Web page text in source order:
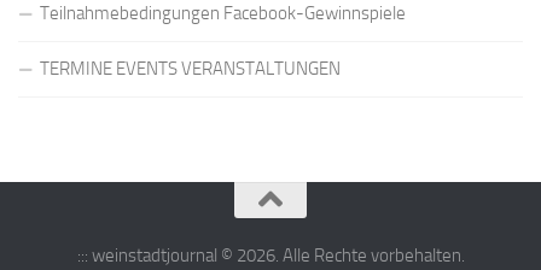
Teilnahmebedingungen Facebook-Gewinnspiele
TERMINE EVENTS VERANSTALTUNGEN
::: weinstadtjournal © 2026. Alle Rechte vorbehalten.